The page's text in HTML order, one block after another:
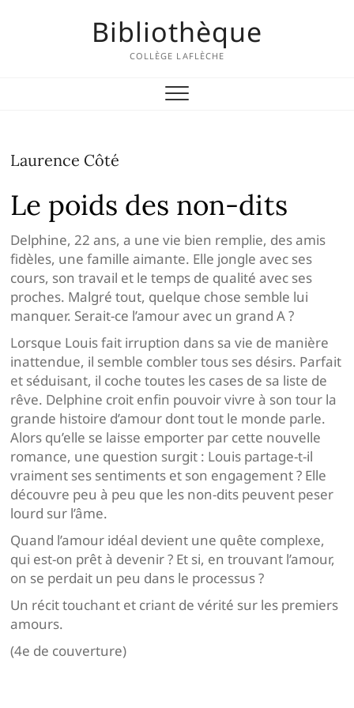
Bibliothèque
COLLÈGE LAFLÈCHE
Laurence Côté
Le poids des non-dits
Delphine, 22 ans, a une vie bien remplie, des amis
fidèles, une famille aimante. Elle jongle avec ses
cours, son travail et le temps de qualité avec ses
proches. Malgré tout, quelque chose semble lui
manquer. Serait-ce l’amour avec un grand A ?
Lorsque Louis fait irruption dans sa vie de manière
inattendue, il semble combler tous ses désirs. Parfait
et séduisant, il coche toutes les cases de sa liste de
rêve. Delphine croit enfin pouvoir vivre à son tour la
grande histoire d’amour dont tout le monde parle.
Alors qu’elle se laisse emporter par cette nouvelle
romance, une question surgit : Louis partage-t-il
vraiment ses sentiments et son engagement ? Elle
découvre peu à peu que les non-dits peuvent peser
lourd sur l’âme.
Quand l’amour idéal devient une quête complexe,
qui est-on prêt à devenir ? Et si, en trouvant l’amour,
on se perdait un peu dans le processus ?
Un récit touchant et criant de vérité sur les premiers
amours.
(4e de couverture)